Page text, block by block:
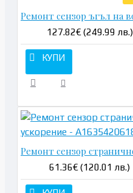
127.82€ (249.99 лв.)
КУПИ
61.36€ (120.01 лв.)